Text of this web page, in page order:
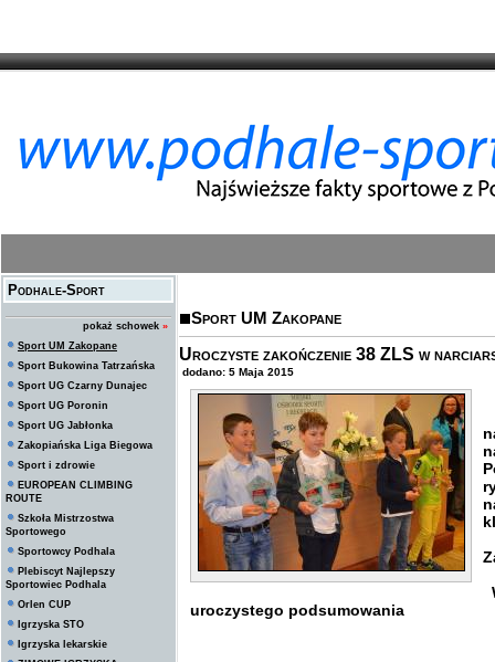
Podhale-Sport
pokaż schowek »
Sport UM Zakopane
Sport Bukowina Tatrzańska
Sport UG Czarny Dunajec
Sport UG Poronin
Sport UG Jabłonka
Zakopiańska Liga Biegowa
Sport i zdrowie
EUROPEAN CLIMBING
ROUTE
Szkoła Mistrzostwa
Sportowego
Sportowcy Podhala
Plebiscyt Najlepszy
Sportowiec Podhala
Orlen CUP
Igrzyska STO
Igrzyska lekarskie
Sport UM Zakopane
Uroczyste zakończenie 38 ZLS w
dodano: 5 Maja 2015
uroczystego podsumowania